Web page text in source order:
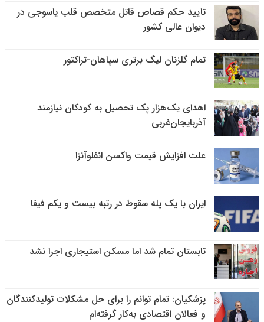
تایید حکم قصاص قاتل متخصص قلب یاسوجی در
دیوان عالی کشور
تمام گلزنان لیگ‌ برتری سپاهان-تراکتور
اهدای یک‌هزار پک تحصیل به کودکان نیازمند
آذربایجان‌غربی
علت افزایش قیمت واکسن انفلوآنزا
ایران با یک پله سقوط در رتبه بیست و یکم فیفا
تابستان تمام شد اما مسکن استیجاری اجرا نشد
پزشکیان: تمام توانم را برای حل مشکلات تولیدکنندگان
و فعالان اقتصادی به‌کار گرفته‌ام